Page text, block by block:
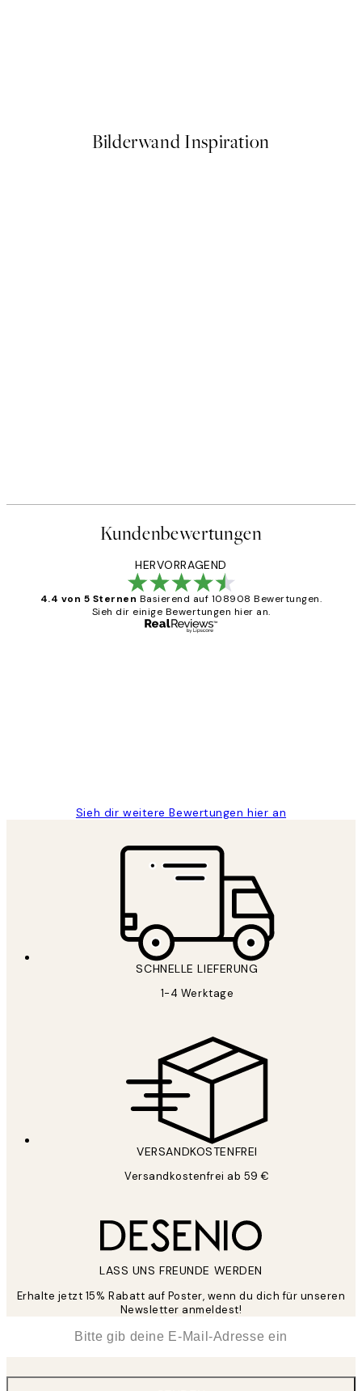
Bilderwand Inspiration
Kundenbewertungen
HERVORRAGEND
4.4 von 5 Sternen Basierend auf 108908 Bewertungen.
Sieh dir einige Bewertungen hier an.
Sieh dir weitere Bewertungen hier an
SCHNELLE LIEFERUNG
1-4 Werktage
VERSANDKOSTENFREI
Versandkostenfrei ab 59 €
LASS UNS FREUNDE WERDEN
Erhalte jetzt 15% Rabatt auf Poster, wenn du dich für unseren
Newsletter anmeldest!